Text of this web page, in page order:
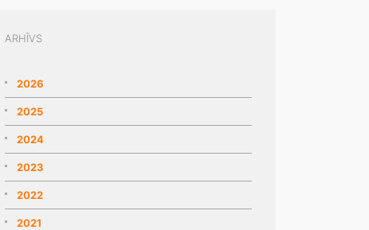
ARHĪVS
2026
2025
2024
2023
2022
2021